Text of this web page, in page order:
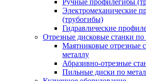
Ручные профилегибы
Электромеханические
(трубогибы)
Гидравлические
Отрезные дисковые станки по
Маятниковые отрезные
металлу
Абразивно-отрезные
Пильные диски по